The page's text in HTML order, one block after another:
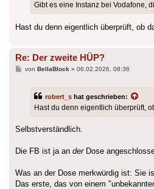
Gibt es eine Instanz bei Vodafone,
Hast du denn eigentlich überprüft, ob
Re: Der zweite HÜP?
Beitrag
von BellaBlock» 06.02.2026, 08:36
robert_s hat geschrieben:
Hast du denn eigentlich überprüft,
Selbstverständlich.
Die FB ist ja an derDose
Was an der Dose merkwürdig ist: Sie
Das erste, das von einem